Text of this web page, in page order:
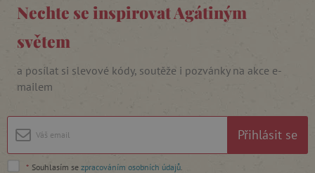
Nechte se inspirovat Agátiným
světem
a posílat si slevové kódy, soutěže i pozvánky na akce e-
mailem
Přihlásit se
* Souhlasím se zpracováním osobních údajů